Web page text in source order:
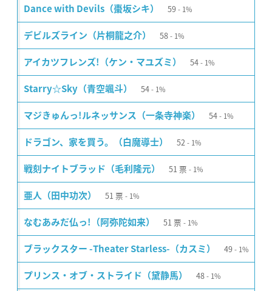
Dance with Devils（棗坂シキ） 59 1%
デビルズライン（片桐龍之介） 58 1%
アイカツフレンズ!（ケン・マユズミ） 54 1%
Starry☆Sky（青空颯斗） 54 1%
マジきゅんっ!ルネッサンス（一条寺神楽） 54 1%
ドラゴン、家を買う。（白魔導士） 52 1%
戦刻ナイトブラッド（毛利隆元） 51 票 1%
亜人（田中功次） 51 票 1%
なむあみだ仏っ!（阿弥陀如来） 51 票 1%
ブラックスター -Theater Starless-（カスミ） 49 1%
プリンス・オブ・ストライド（黛静馬） 48 1%